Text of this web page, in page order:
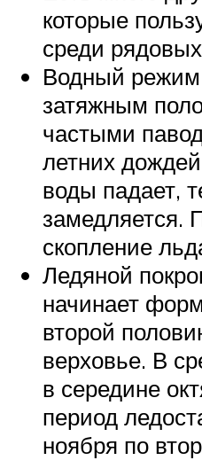
которые
среди
Водный режим
затяжным
частыми
летних
воды падает,
замедляется.
скопление
Ледяной
начинает
второй
верховье. В
в середине
период
ноября по